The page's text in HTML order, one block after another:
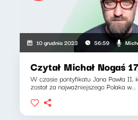
10 grudnia 2023 56:59
Czytał Michał Nogaś
W czasie pontyfikatu Jana Pawła II,
został za najważniejszego Polaka w...